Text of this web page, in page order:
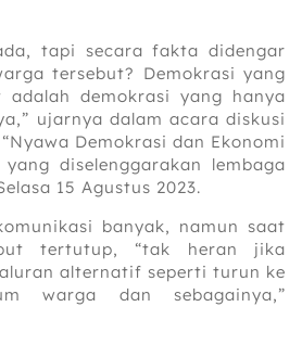
tapi secara fakta didengar
tersebut? Demokrasi yang
demokrasi yang hanya
ujarnya dalam acara diskusi
Demokrasi dan Ekonomi
diselenggarakan lembaga
15 Agustus 2023.
banyak, namun saat
tertutup, “tak heran jika
alternatif seperti turun ke
warga dan sebagainya,”